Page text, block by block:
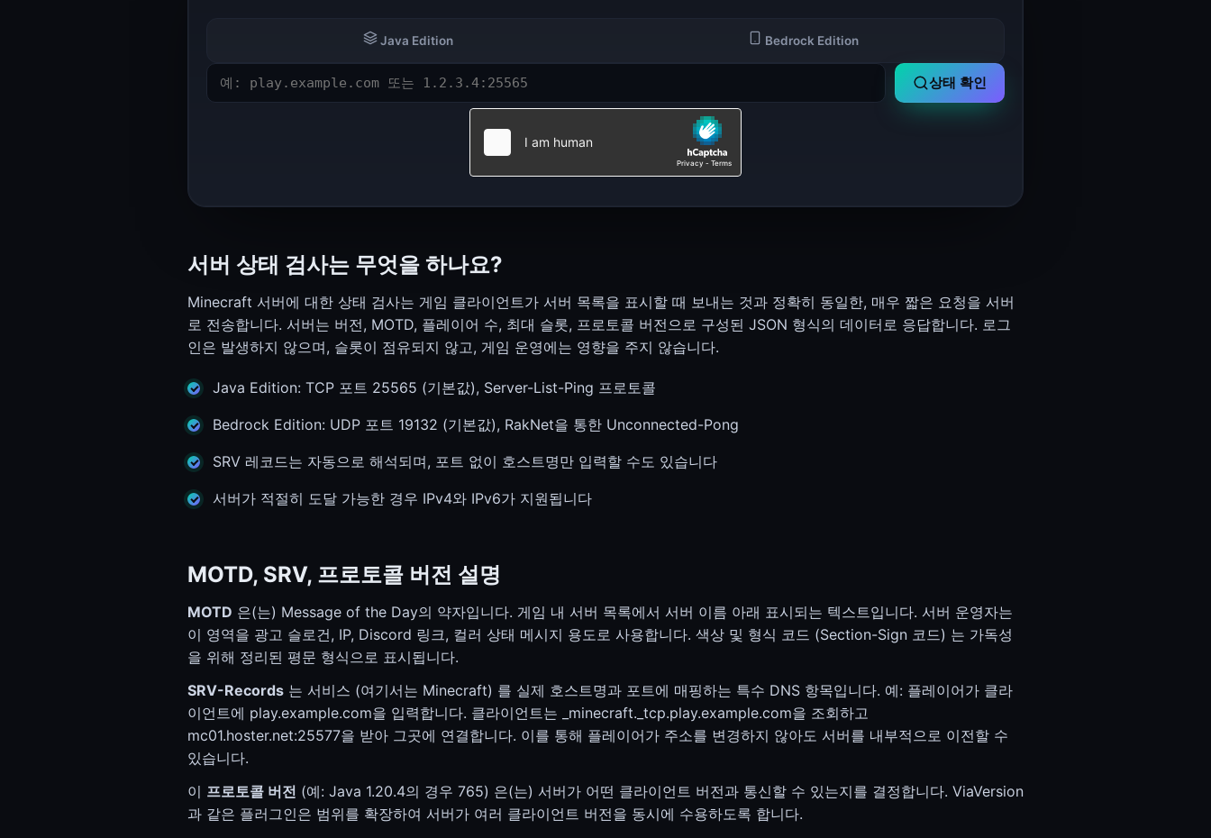
대역폭 계산기 (VPS와 Dedicated 사이징)
SSL Checker
JWT Decoder (헤더, 페이로드, 서명)
UUID Generator (v4, v7, ULID, NanoID)
Minecraft 서버 상태 TeamSpeak 3 상태
전기료 계산기
Java Edition Bedrock Edition
상태 확인
서버 상태 검사는 무엇을 하나요?
Minecraft 서버에 대한 상태 검사는 게임 클라이언트가 서버 목록을 표시할 때 보내는 것과 정확히 동일한, 매우 짧은 요청을 서버
로 전송합니다. 서버는 버전, MOTD, 플레이어 수, 최대 슬롯, 프로토콜 버전으로 구성된 JSON 형식의 데이터로 응답합니다. 로그
인은 발생하지 않으며, 슬롯이 점유되지 않고, 게임 운영에는 영향을 주지 않습니다.
Java Edition: TCP 포트 25565 (기본값), Server-List-Ping 프로토콜
Bedrock Edition: UDP 포트 19132 (기본값), RakNet을 통한 Unconnected-Pong
SRV 레코드는 자동으로 해석되며, 포트 없이 호스트명만 입력할 수도 있습니다
서버가 적절히 도달 가능한 경우 IPv4와 IPv6가 지원됩니다
MOTD, SRV, 프로토콜 버전 설명
MOTD 은(는) Message of the Day의 약자입니다. 게임 내 서버 목록에서 서버 이름 아래 표시되는 텍스트입니다. 서버 운영자는
이 영역을 광고 슬로건, IP, Discord 링크, 컬러 상태 메시지 용도로 사용합니다. 색상 및 형식 코드 (Section-Sign 코드) 는 가독성
을 위해 정리된 평문 형식으로 표시됩니다.
SRV-Records 는 서비스 (여기서는 Minecraft) 를 실제 호스트명과 포트에 매핑하는 특수 DNS 항목입니다. 예: 플레이어가 클라
이언트에 play.example.com을 입력합니다. 클라이언트는 _minecraft._tcp.play.example.com을 조회하고
mc01.hoster.net:25577을 받아 그곳에 연결합니다. 이를 통해 플레이어가 주소를 변경하지 않아도 서버를 내부적으로 이전할 수
있습니다.
이 프로토콜 버전 (예: Java 1.20.4의 경우 765) 은(는) 서버가 어떤 클라이언트 버전과 통신할 수 있는지를 결정합니다. ViaVersion
과 같은 플러그인은 범위를 확장하여 서버가 여러 클라이언트 버전을 동시에 수용하도록 합니다.